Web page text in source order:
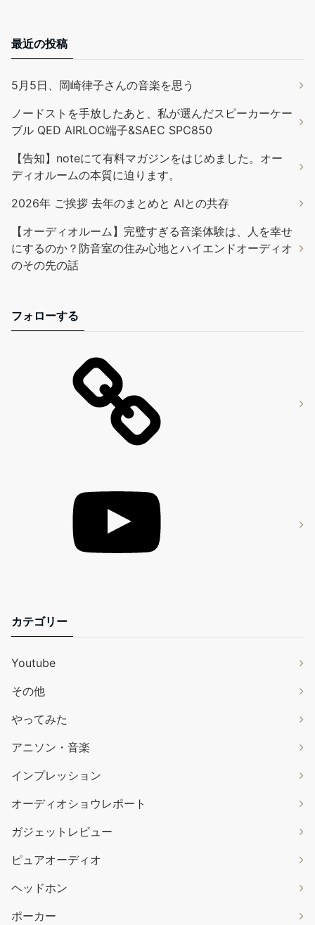
最近の投稿
5月5日、岡崎律子さんの音楽を思う
ノードストを手放したあと、私が選んだスピーカーケー
ブル QED AIRLOC端子&SAEC SPC850
【告知】noteにて有料マガジンをはじめました。オー
ディオルームの本質に迫ります。
2026年 ご挨拶 去年のまとめと AIとの共存
【オーディオルーム】完璧すぎる音楽体験は、人を幸せ
にするのか？防音室の住み心地とハイエンドオーディオ
のその先の話
フォローする
カテゴリー
Youtube
その他
やってみた
アニソン・音楽
インプレッション
オーディオショウレポート
ガジェットレビュー
ピュアオーディオ
ヘッドホン
ポーカー